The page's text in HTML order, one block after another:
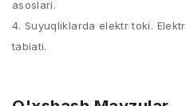
asoslari.
4. Suyuqliklarda elektr toki.
tabiati.